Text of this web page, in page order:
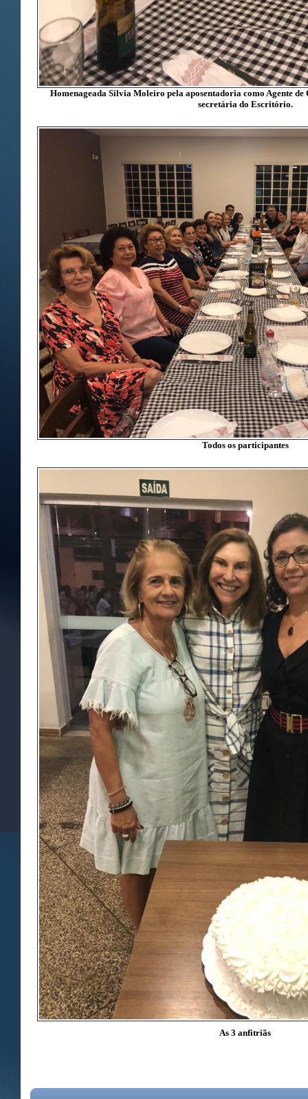
Homenageada Silvia Moleiro pela aposentadoria como Agente
secretária do Escritório.
Todos os participantes
As 3 anfitriãs